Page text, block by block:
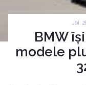
Joi,
BMW
modele